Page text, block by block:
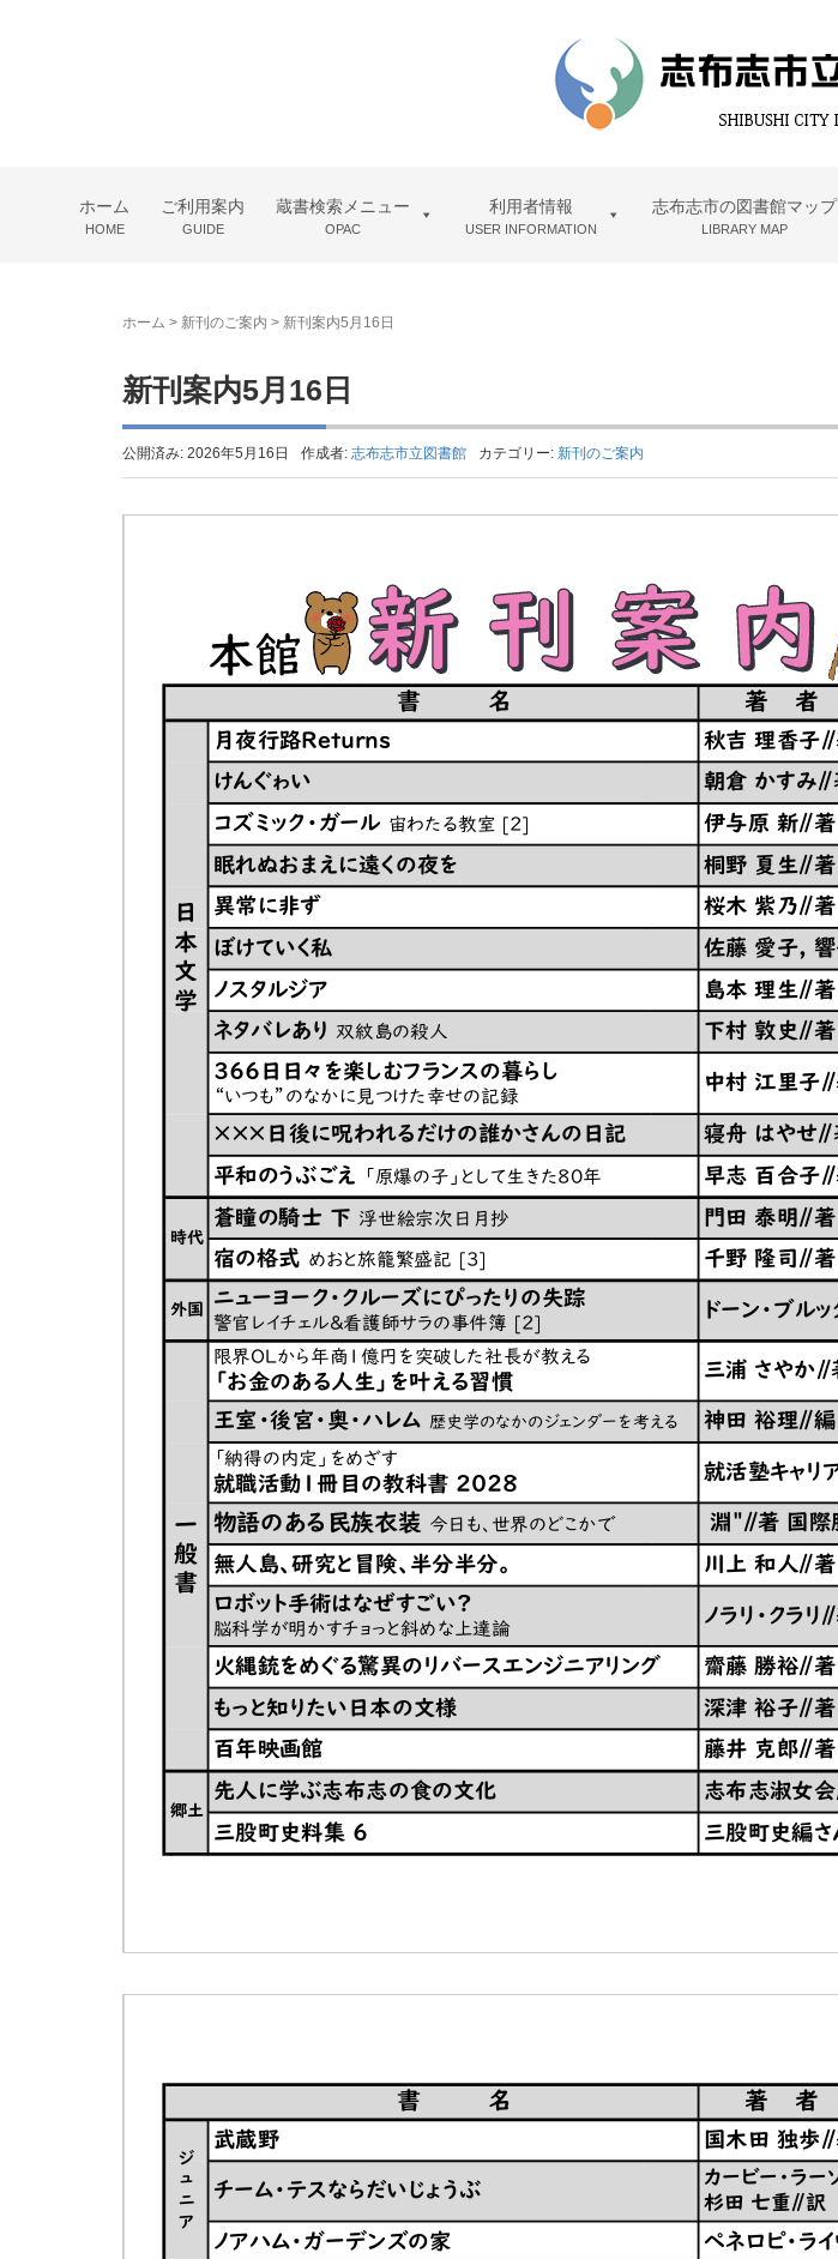
ホーム
HOME
ご利用案内
GUIDE
蔵書検索メニュー
OPAC
利用者情報
USER INFORMATION
志布志市の図書館マップ
LIBRARY MAP
ホーム > 新刊のご案内 > 新刊案内5月16日
新刊案内5月16日
公開済み: 2026年5月16日 作成者: 志布志市立図書館 カテゴリー: 新刊のご案内